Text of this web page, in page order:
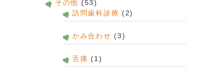
その他 (53)
訪問歯科診療 (2)
かみ合わせ (3)
舌痛 (1)